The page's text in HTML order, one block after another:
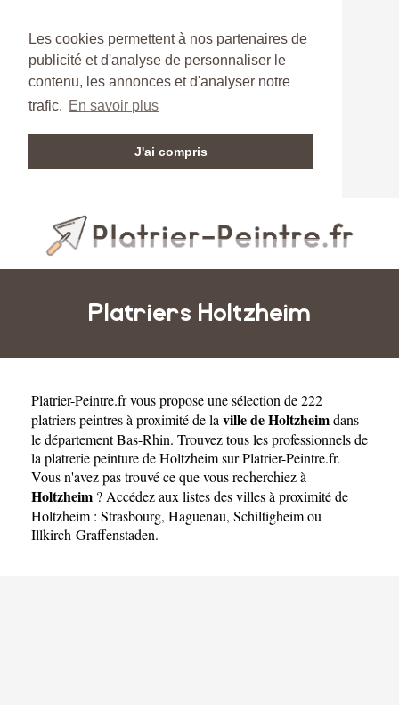
Les cookies permettent à nos partenaires de
publicité et d'analyse de personnaliser le
contenu, les annonces et d'analyser notre
trafic. En savoir plus
J'ai compris
Platriers Holtzheim
Platrier-Peintre.frvous propose une sélection de 222
platriers peintres à proximité de la ville de Holtzheimdans
le départementBas-Rhin. Trouvez tous les professionnels de
la platrerie peinture de Holtzheim sur Platrier-Peintre.fr.
Vous n'avez pas trouvé ce que vous recherchiez à
Holtzheim ? Accédez aux listes des villes à proximité de
Holtzheim : Strasbourg, Haguenau, Schiltigheimou
Illkirch-Graffenstaden.